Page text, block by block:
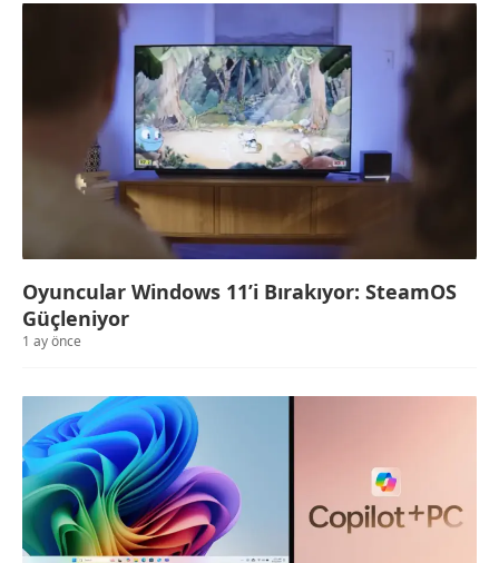
Oyuncular Windows 11’i Bırakıyor: SteamOS
Güçleniyor
1 ay önce